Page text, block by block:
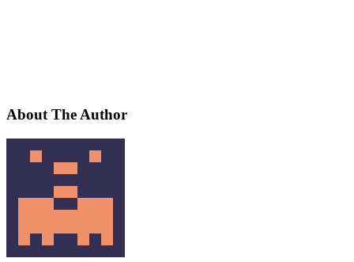
About The Author